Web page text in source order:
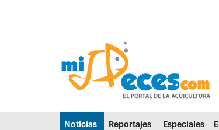
Ir al menú principal (alt + u)
Noticias Reportajes Especiales